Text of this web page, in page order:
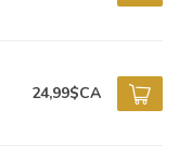
24,99$CA